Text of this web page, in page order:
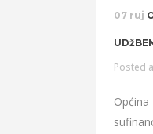
07 ruj
Posted